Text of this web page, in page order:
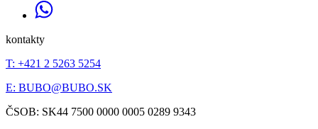
kontakty
T: +421 2 5263 5254
E: BUBO@BUBO.SK
ČSOB: SK44 7500 0000 0005 0289 9343